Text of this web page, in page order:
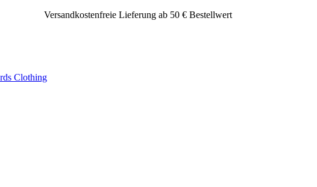
Versandkostenfreie Lieferung ab 50 € Bestellwert